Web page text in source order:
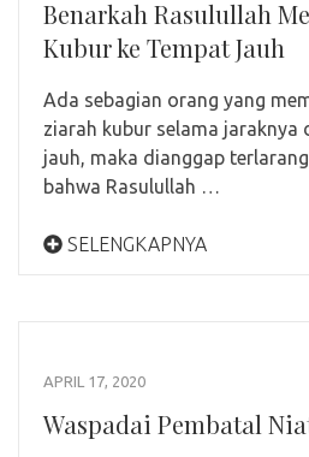
Benarkah Rasulullah
Kubur ke Tempat Jauh
Ada sebagian orang yang
ziarah kubur selama jaraknya
jauh, maka dianggap
bahwa Rasulullah …
SELENGKAPNYA
APRIL 17, 2020
Waspadai Pembatal